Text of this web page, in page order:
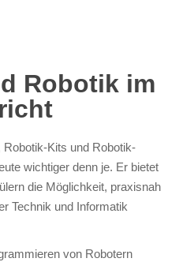
Robotik im
Kits und Robotik-
wichtiger denn je. Er bietet
die Möglichkeit, praxisnah
Technik und Informatik
von Robotern